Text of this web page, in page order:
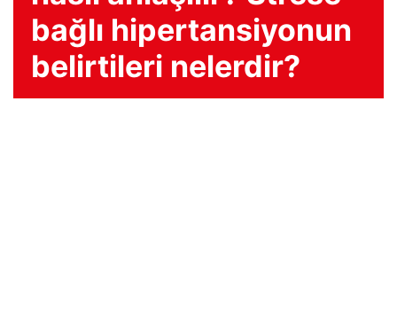
bağlı hipertansiyonun
belirtileri nelerdir?